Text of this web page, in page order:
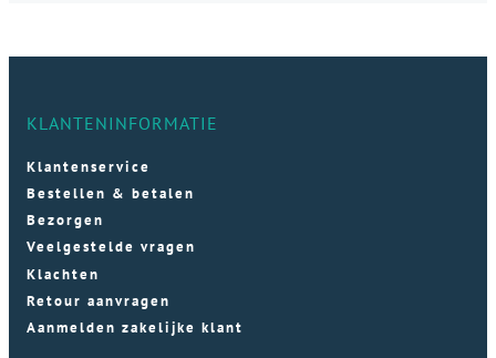
KLANTENINFORMATIE
Klantenservice
Bestellen & betalen
Bezorgen
Veelgestelde vragen
Klachten
Retour aanvragen
Aanmelden zakelijke klant